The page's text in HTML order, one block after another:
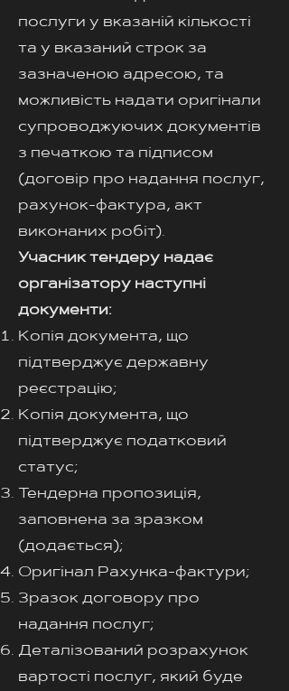
послуги у вказаній кількості
та у вказаний строк за
зазначеною адресою, та
можливість надати оригінали
супроводжуючих документів
з печаткою та підписом
(договір про надання послуг,
рахунок-фактура, акт
виконаних робіт).
Учасник тендеру надає
організатору наступні
документи:
Копія документа, що
підтверджує державну
реєстрацію;
Копія документа, що
підтверджує податковий
статус;
Тендерна пропозиція,
заповнена за зразком
(додається);
Оригінал Рахунка-фактури;
Зразок договору про
надання послуг;
Деталізований розрахунок
вартості послуг, який буде